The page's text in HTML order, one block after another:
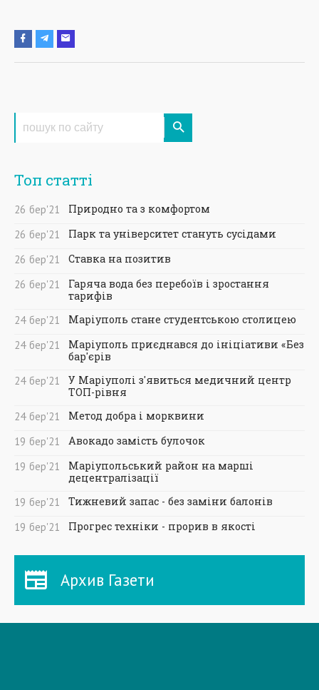
Топ статті
26 бер'21
Природно та з комфортом
26 бер'21
Парк та університет стануть сусідами
26 бер'21
Ставка на позитив
26 бер'21
Гаряча вода без перебоїв і зростання
тарифів
24 бер'21
Маріуполь стане студентською столицею
24 бер'21
Маріуполь приєднався до ініціативи «Без
бар'єрів
24 бер'21
У Маріуполі з'явиться медичний центр
ТОП-рівня
24 бер'21
Метод добра і морквини
19 бер'21
Авокадо замість булочок
19 бер'21
Маріупольський район на марші
децентралізації
19 бер'21
Тижневий запас - без заміни балонів
19 бер'21 Прогрес техніки - прорив в якості
Архив Газети